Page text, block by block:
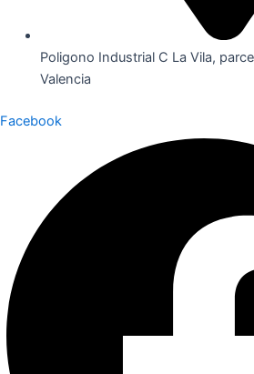
Poligono Industrial C La Vila,
Valencia
Facebook